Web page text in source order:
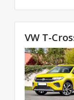
VW T-